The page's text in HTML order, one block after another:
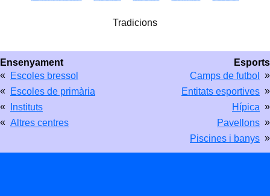
Tradicions
Esports
Camps de futbol
»
Entitats esportives »
Hípica »
Pavellons »
Piscines i banys »
Ensenyament
« Escoles bressol
« Escoles de primària
«
Instituts
« Altres centres